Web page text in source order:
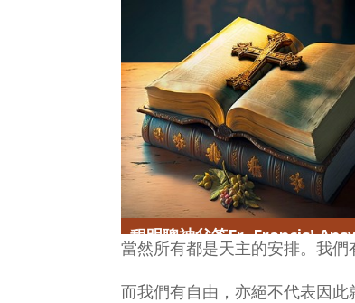
程明聰神父答Fr. Francis'
當然所有都是天主的安排。我
而我們有自由，亦絕不代表因